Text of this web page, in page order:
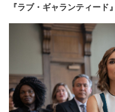
『ラブ・ギャランティード』